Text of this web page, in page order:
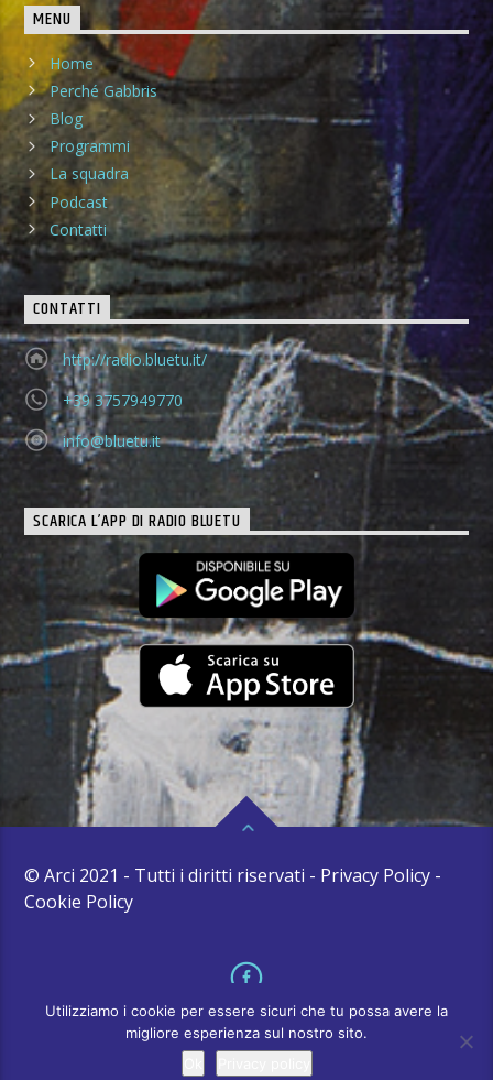
MENU
Home
Perché Gabbris
Blog
Programmi
La squadra
Podcast
Contatti
CONTATTI
http://radio.bluetu.it/
+39 3757949770
info@bluetu.it
SCARICA L’APP DI RADIO BLUETU
© Arci 2021 - Tutti i diritti riservati - Privacy Policy -
Cookie Policy
Utilizziamo i cookie per essere sicuri che tu possa avere la
migliore esperienza sul nostro sito.